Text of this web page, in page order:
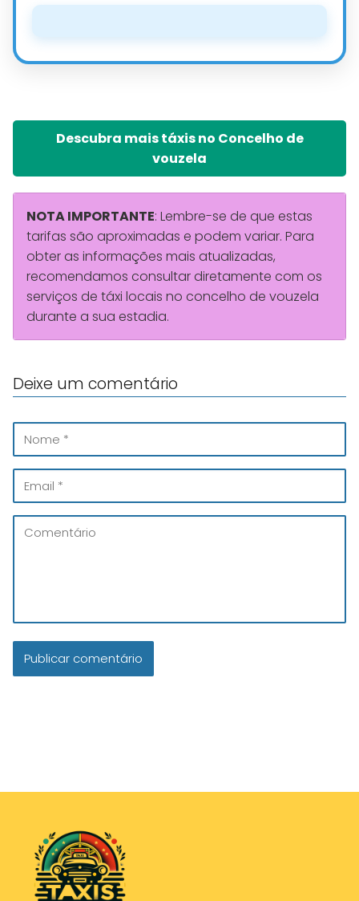
Descubra mais táxis no Concelho de
vouzela
NOTA IMPORTANTE: Lembre-se de que estas
tarifas são aproximadas e podem variar. Para
obter as informações mais atualizadas,
recomendamos consultar diretamente com os
serviços de táxi locais no concelho de vouzela
durante a sua estadia.
Deixe um comentário